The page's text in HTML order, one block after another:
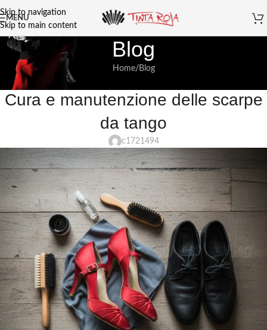
Skip to navigation
Skip to main content
MENU
Blog
Home Blog
Cura e manutenzione delle scarpe
da tango
c1721494